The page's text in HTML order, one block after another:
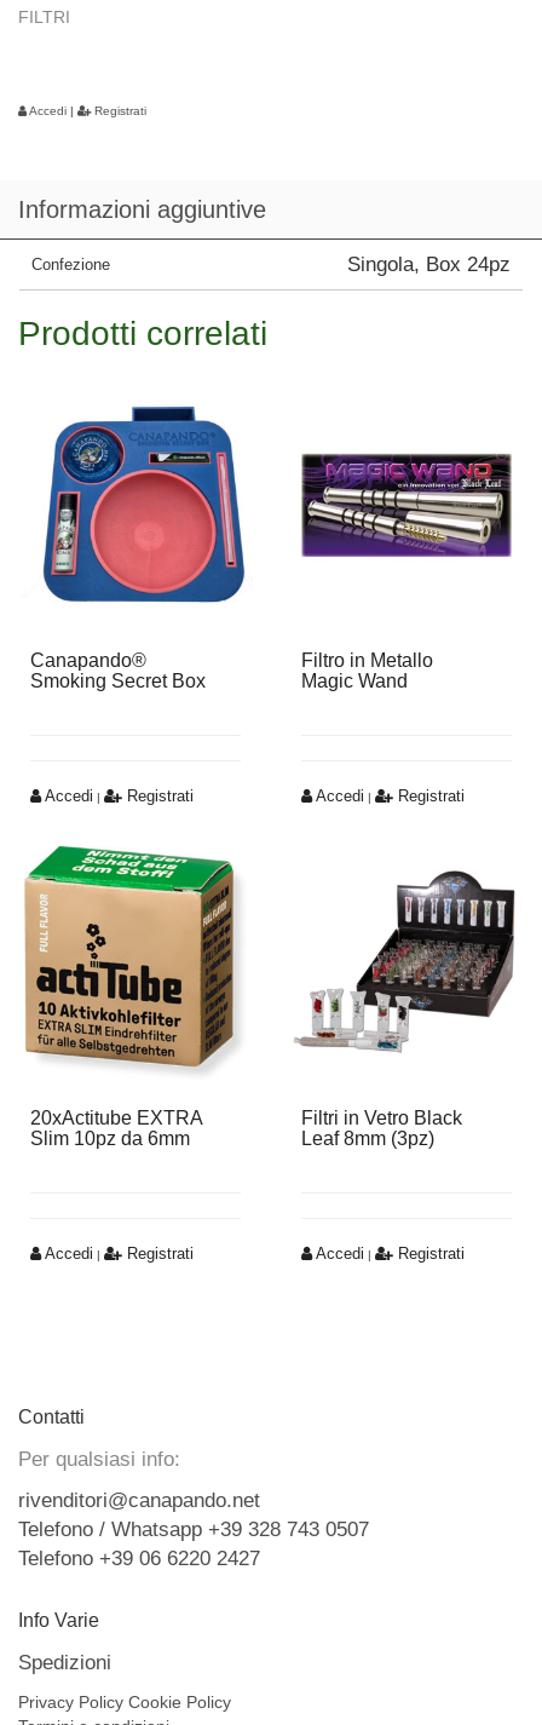
FILTRI
Accedi | Registrati
Informazioni aggiuntive
Confezione Singola, Box 24pz
Prodotti correlati
Canapando®
Smoking Secret Box
Accedi | Registrati
Filtro in Metallo
Magic Wand
Accedi | Registrati
20xActitube EXTRA
Slim 10pz da 6mm
Accedi | Registrati
Filtri in Vetro Black
Leaf 8mm (3pz)
Accedi | Registrati
Contatti
Per qualsiasi info:
rivenditori@canapando.net
Telefono / Whatsapp +39 328 743 0507
Telefono +39 06 6220 2427
Info Varie
Spedizioni
Privacy Policy Cookie Policy